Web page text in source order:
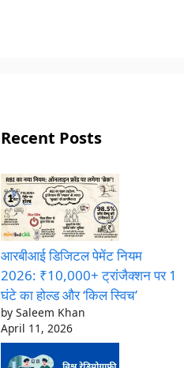
Recent Posts
आरबीआई डिजिटल पेमेंट नियम
2026: ₹10,000+ ट्रांजैक्शन पर 1
घंटे का होल्ड और ‘किल स्विच’
by Saleem Khan
April 11, 2026